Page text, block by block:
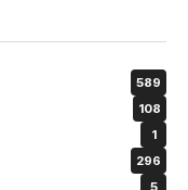
589
108
1
296
5